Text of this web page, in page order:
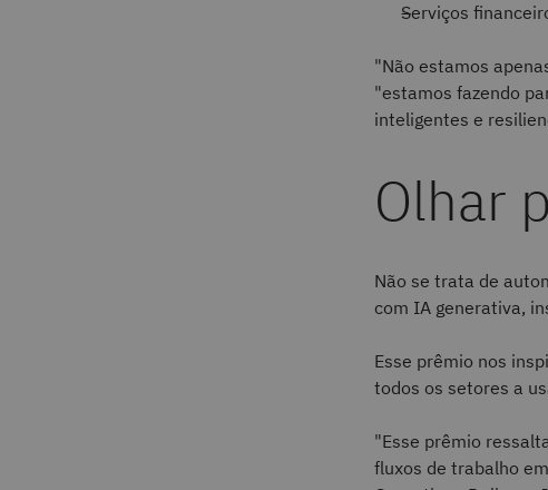
Serviços
"Não estamos
"estamos fazendo
inteligentes e
Olhar
Não se trata de
com IA generativa,
Esse prêmio nos
todos os setores a
"Esse prêmio
fluxos de trabalho